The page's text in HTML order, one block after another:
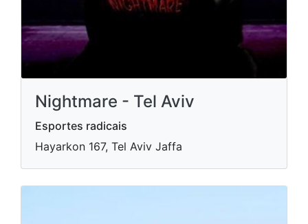
Nightmare - Tel Aviv
Esportes radicais
Hayarkon 167, Tel Aviv Jaffa